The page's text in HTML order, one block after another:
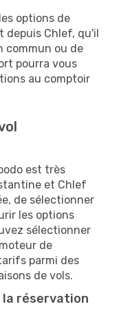
options de
depuis Chlef, qu'il
commun ou de
pourra vous
au comptoir
est très
et Chlef
de sélectionner
les options
sélectionner
de
parmi des
de vols.
la réservation